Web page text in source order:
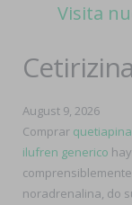
Visita
August 9, 2026
Comprar
ilufren generico
noradrenalina, do